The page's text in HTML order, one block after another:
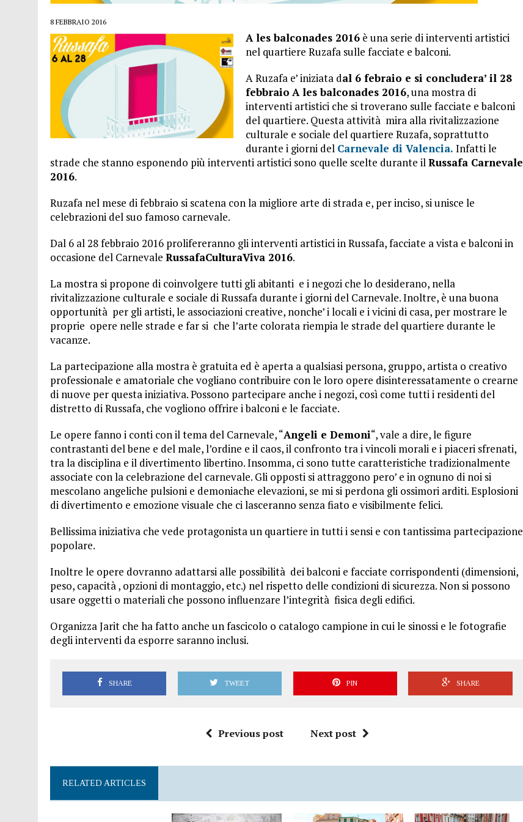
8 FEBBRAIO 2016
A les balconades 2016 è una serie di interventi artistici
nel quartiere Ruzafa sulle facciate e balconi.
A Ruzafa e’ iniziata dal 6 febraio e si concludera’ il 28
febbraio A les balconades 2016, una mostra di
interventi artistici che si troverano sulle facciate e balconi
del quartiere. Questa attività mira alla rivitalizzazione
culturale e sociale del quartiere Ruzafa, soprattutto
durante i giorni del Carnevale di Valencia. Infatti le
strade che stanno esponendo più interventi artistici sono quelle scelte durante ilRussafa Carnevale
2016.
Ruzafa nel mese di febbraio si scatena con la migliore arte di strada e, per inciso, si unisce le
celebrazioni del suo famoso carnevale.
Dal 6 al 28 febbraio 2016 prolifereranno gli interventi artistici in Russafa, facciate a vista e balconi in
occasione del Carnevale RussafaCulturaViva 2016.
La mostra si propone di coinvolgere tutti gli abitanti e i negozi che lo desiderano, nella
rivitalizzazione culturale e sociale di Russafa durante i giorni del Carnevale. Inoltre, è una buona
opportunità per gli artisti, le associazioni creative, nonche’ i locali e i vicini di casa, per mostrare le
proprie opere nelle strade e far si che l’arte colorata riempia le strade del quartiere durante le
vacanze.
La partecipazione alla mostra è gratuita ed è aperta a qualsiasi persona, gruppo, artista o creativo
professionale e amatoriale che vogliano contribuire con le loro opere disinteressatamente o crearne
di nuove per questa iniziativa. Possono partecipare anche i negozi, così come tutti i residenti del
distretto di Russafa, che vogliono offrire i balconi e le facciate.
Le opere fanno i conti con il tema del Carnevale, “Angeli e Demoni“, vale a dire, le figure
contrastanti del bene e del male, l’ordine e il caos, il confronto tra i vincoli morali e i piaceri sfrenati,
tra la disciplina e il divertimento libertino. Insomma, ci sono tutte caratteristiche tradizionalmente
associate con la celebrazione del carnevale. Gli opposti si attraggono pero’ e in ognuno di noi si
mescolano angeliche pulsioni e demoniache elevazioni, se mi si perdona gli ossimori arditi. Esplosioni
di divertimento e emozione visuale che ci lasceranno senza fiato e visibilmente felici.
Bellissima iniziativa che vede protagonista un quartiere in tutti i sensi e con tantissima partecipazione
popolare.
Inoltre le opere dovranno adattarsi alle possibilità dei balconi e facciate corrispondenti (dimensioni,
peso, capacità , opzioni di montaggio, etc.) nel rispetto delle condizioni di sicurezza. Non si possono
usare oggetti o materiali che possono influenzare l’integrità fisica degli edifici.
Organizza Jarit che ha fatto anche un fascicolo o catalogo campione in cui le sinossi e le fotografie
degli interventi da esporre saranno inclusi.
SHARE TWEET PIN SHARE
Previous post Next post
RELATED ARTICLES